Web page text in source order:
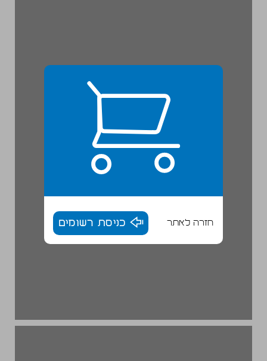
חזרה לאתר כניסת רשומים
פרק 1 נקודות מבט קבליות ... 17